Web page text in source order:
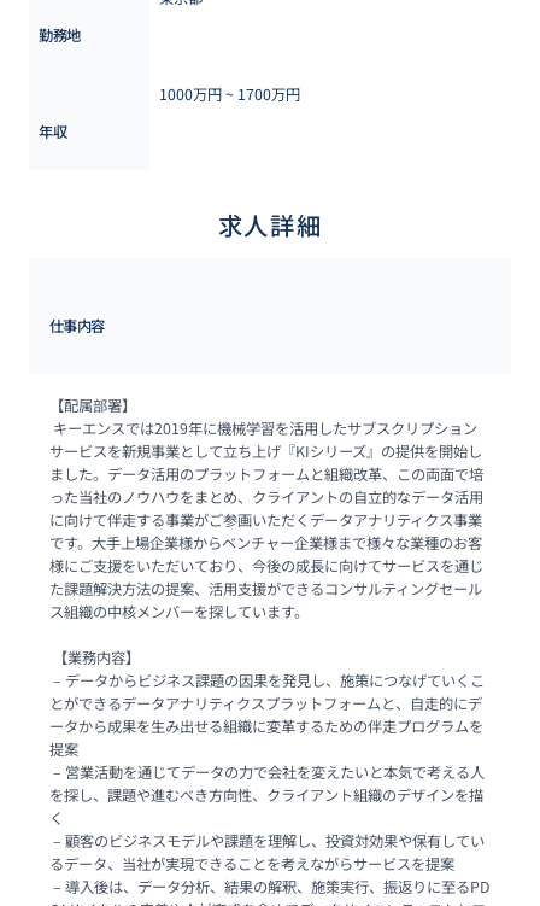
勤務地
年収
1000万円 ~ 1700万円
求人詳細
仕事内容
【配属部署】
サービスを新規事業として立ち上げ『KIシリーズ』の提供を開始し
ました。データ活用のプラットフォームと組織改⾰、この両⾯で培
った当社のノウハウをまとめ、クライアントの⾃⽴的なデータ活⽤
に向けて伴⾛する事業がご参画いただくデータアナリティクス事業
です。大手上場企業様からベンチャー企業様まで様々な業種のお客
様にご支援をいただいており、今後の成長に向けてサービスを通じ
た課題解決方法の提案、活用支援ができるコンサルティングセール
ス組織の中核メンバーを探しています。
とができるデータアナリティクスプラットフォームと、⾃⾛的にデ
ータから成果を生み出せる組織に変革するための伴走プログラムを
提案
を探し、課題や進むべき⽅向性、クライアント組織のデザインを描
く
るデータ、当社が実現できることを考えながらサービスを提案